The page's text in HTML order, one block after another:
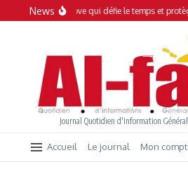
Aller au contenu
News
mangrove qui défie le temps et protège une
Journal Quotidien d'Information
Accueil Le journal Mon